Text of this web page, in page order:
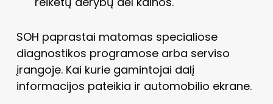
SOH paprastai matomas specialiose
diagnostikos programose arba serviso
įrangoje. Kai kurie gamintojai dalį
informacijos pateikia ir automobilio ekrane.